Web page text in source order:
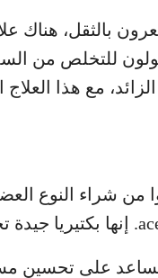
بالثقل، هناك
للتخلص من
مع هذا العلاج
من شراء النوع
على تحسين